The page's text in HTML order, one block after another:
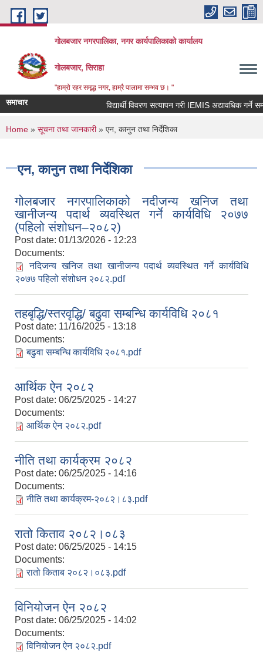
Skip to main content
गोलबजार नगरपालिका, नगर कार्यपालिकाको कार्यालय
गोलबजार, सिराहा
"हाम्रो रहर समृद्ध नगर, हाम्रै पालामा सम्भव छ। "
समाचार विद्यार्थी विवरण सत्यापन गरी IEMIS अद्यावधिक गर्ने
You are here
Home » सूचना तथा जानकारी» एन, कानुन तथा निर्देशिका
एन, कानुन तथा निर्देशिका
गोलबजार नगरपालिकाको नदीजन्य खनिज तथा
खानीजन्य पदार्थ व्यवस्थित गर्ने कार्यविधि २०७७
(पहिलो संशोधन–२०८२)
Post date: 01/13/2026 - 12:23
Documents:
नदिजन्य खनिज तथा खानीजन्य पदार्थ व्यवस्थित गर्ने कार्यविधि
२०७७ पहिलो संशोधन २०८२.pdf
तहबृद्धि/स्तरवृद्धि/ बढुवा सम्बन्धि कार्यविधि २०८१
Post date: 11/16/2025 - 13:18
Documents:
बढुवा सम्बन्धि कार्यविधि २०८१.pdf
आर्थिक ऐन २०८२
Post date: 06/25/2025 - 14:27
Documents:
आर्थिक ऐन २०८२.pdf
नीति तथा कार्यक्रम २०८२
Post date: 06/25/2025 - 14:16
Documents:
नीति तथा कार्यक्रम-२०८२।८३.pdf
रातो किताव २०८२।०८३
Post date: 06/25/2025 - 14:15
Documents:
रातो किताब २०८२।०८३.pdf
विनियोजन ऐन २०८२
Post date: 06/25/2025 - 14:02
Documents:
विनियोजन ऐन २०८२.pdf